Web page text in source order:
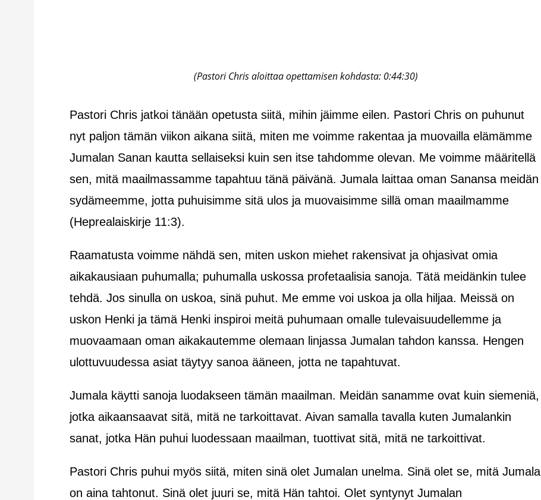
(Pastori Chris aloittaa opettamisen kohdasta: 0:44:30)
Pastori Chris jatkoi tänään opetusta siitä, mihin jäimme eilen. Pastori Chris on puhunut
nyt paljon tämän viikon aikana siitä, miten me voimme rakentaa ja muovailla elämämme
Jumalan Sanan kautta sellaiseksi kuin sen itse tahdomme olevan. Me voimme määritellä
sen, mitä maailmassamme tapahtuu tänä päivänä. Jumala laittaa oman Sanansa meidän
sydämeemme, jotta puhuisimme sitä ulos ja muovaisimme sillä oman maailmamme
(Heprealaiskirje 11:3).
Raamatusta voimme nähdä sen, miten uskon miehet rakensivat ja ohjasivat omia
aikakausiaan puhumalla; puhumalla uskossa profetaalisia sanoja. Tätä meidänkin tulee
tehdä. Jos sinulla on uskoa, sinä puhut. Me emme voi uskoa ja olla hiljaa. Meissä on
uskon Henki ja tämä Henki inspiroi meitä puhumaan omalle tulevaisuudellemme ja
muovaamaan oman aikakautemme olemaan linjassa Jumalan tahdon kanssa. Hengen
ulottuvuudessa asiat täytyy sanoa ääneen, jotta ne tapahtuvat.
Jumala käytti sanoja luodakseen tämän maailman. Meidän sanamme ovat kuin siemeniä,
jotka aikaansaavat sitä, mitä ne tarkoittavat. Aivan samalla tavalla kuten Jumalankin
sanat, jotka Hän puhui luodessaan maailman, tuottivat sitä, mitä ne tarkoittivat.
Pastori Chris puhui myös siitä, miten sinä olet Jumalan unelma. Sinä olet se, mitä Jumala
on aina tahtonut. Sinä olet juuri se, mitä Hän tahtoi. Olet syntynyt Jumalan